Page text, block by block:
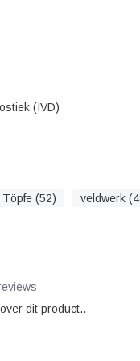
(IVD)
Töpfe (52) veldwerk
dit product..